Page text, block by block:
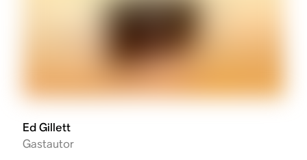
Ed Gillett
Gastautor